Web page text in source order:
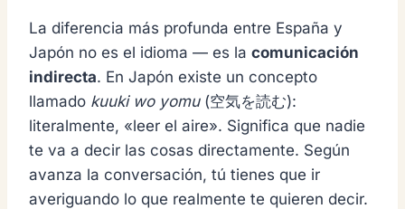
La diferencia más profunda entre España y
Japón no es el idioma — es la comunicación
indirecta. En Japón existe un concepto
llamado kuuki wo yomu(空気を読む):
literalmente, «leer el aire». Significa que nadie
te va a decir las cosas directamente. Según
avanza la conversación, tú tienes que ir
averiguando lo que realmente te quieren decir.